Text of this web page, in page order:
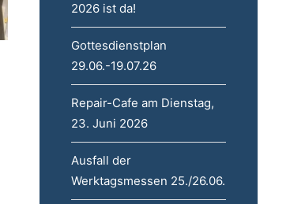
2026 ist da!
Gottesdienstplan
29.06.-19.07.26
Repair-Cafe am Dienstag,
23. Juni 2026
Ausfall der
Werktagsmessen 25./26.06.